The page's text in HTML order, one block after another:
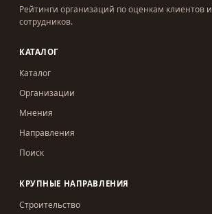
Рейтинги организаций по оценкам клиентов и
сотрудников.
КАТАЛОГ
Каталог
Организации
Мнения
Направления
Поиск
КРУПНЫЕ НАПРАВЛЕНИЯ
Строительство